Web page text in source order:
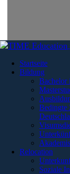
Startseite
Bildung
Bachelor
Bedingte
Relocation
Soziale